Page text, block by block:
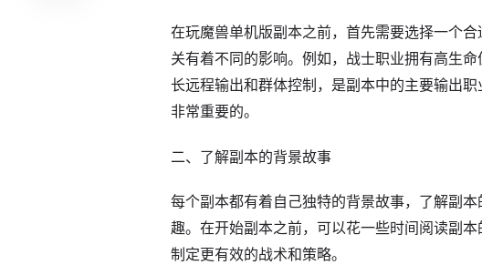
在玩魔兽单机版副本之前，首先需要选择一个
关有着不同的影响。例如，战士职业拥有高生
长远程输出和群体控制，是副本中的主要输出
非常重要的。
二、了解副本的背景故事
每个副本都有着自己独特的背景故事，了解副
趣。在开始副本之前，可以花一些时间阅读副
制定更有效的战术和策略。